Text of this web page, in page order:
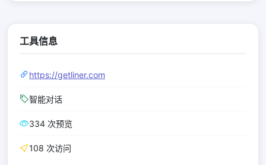
工具信息
https://getliner.com
智能对话
334 次预览
108 次访问